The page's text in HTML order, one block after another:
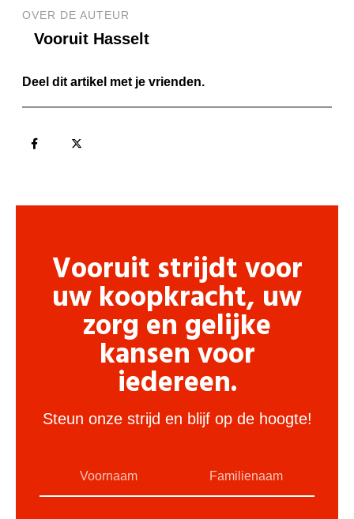
OVER DE AUTEUR
Vooruit Hasselt
Deel dit artikel met je vrienden.
Vooruit strijdt voor
uw koopkracht, uw
zorg en gelijke
kansen voor
iedereen.
Steun onze strijd en blijf op de hoogte!